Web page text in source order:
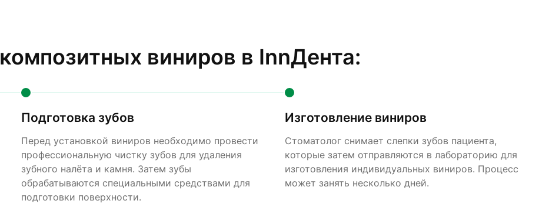
виниров в InnДента:
Подготовка зубов
Перед установкой виниров необходимо провести
профессиональную чистку зубов для удаления
зубного налёта и камня. Затем зубы
обрабатываются специальными средствами для
подготовки поверхности.
Изготовление виниров
Стоматолог снимает слепки зубов пациента,
которые затем отправляются в лабораторию для
изготовления индивидуальных виниров. Процесс
может занять несколько дней.